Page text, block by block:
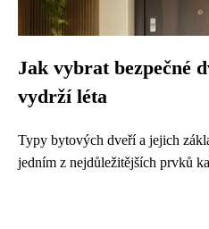
Jak vybrat bezpečné
vydrží léta
Typy bytových dveří a jejich
jedním z nejdůležitějších prvků